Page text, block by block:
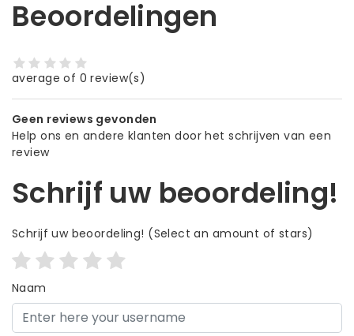
Beoordelingen
average of 0 review(s)
Geen reviews gevonden
Help ons en andere klanten door het schrijven van een
review
Schrijf uw beoordeling!
Schrijf uw beoordeling! (Select an amount of stars)
Naam